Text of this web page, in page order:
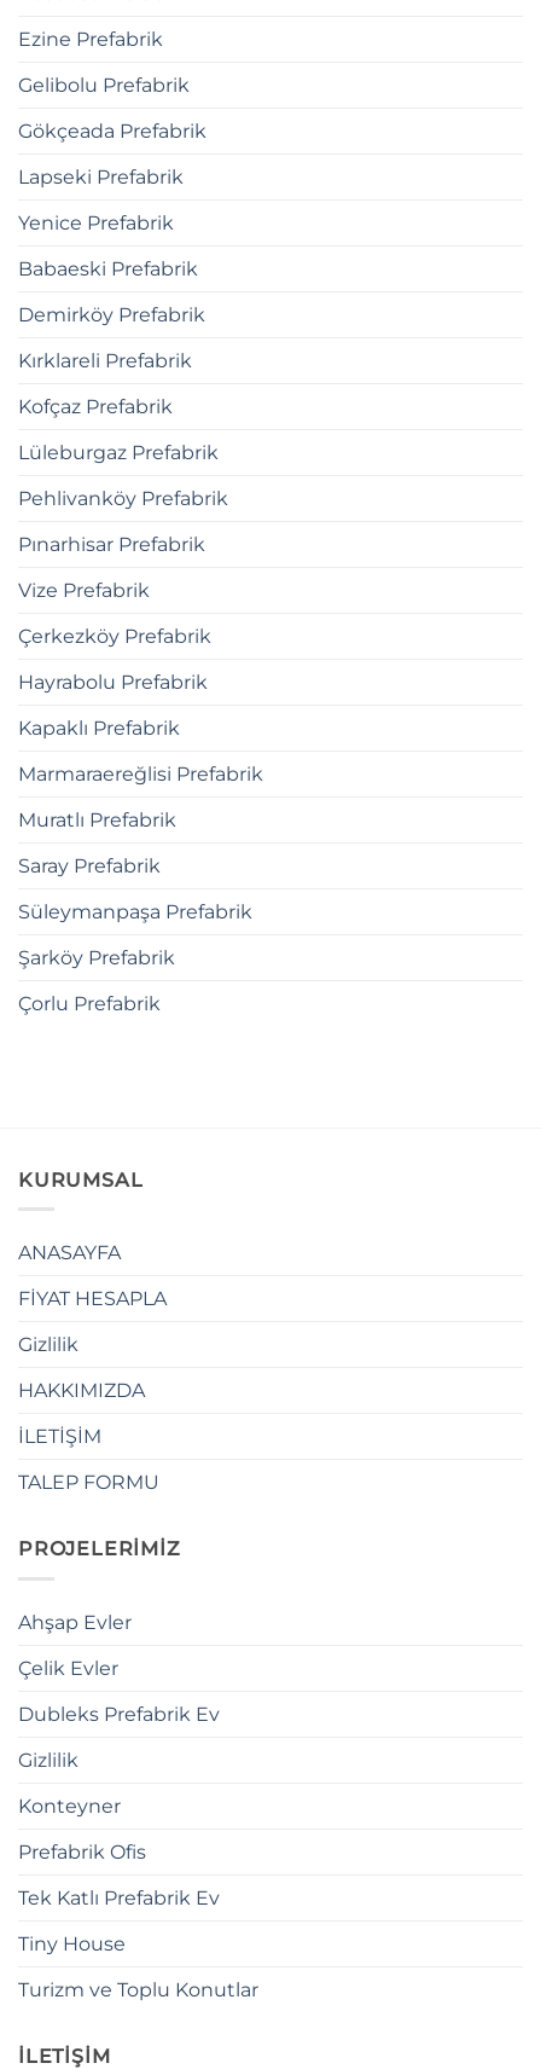
Ezine Prefabrik
Gelibolu Prefabrik
Gökçeada Prefabrik
Lapseki Prefabrik
Yenice Prefabrik
Babaeski Prefabrik
Demirköy Prefabrik
Kırklareli Prefabrik
Kofçaz Prefabrik
Lüleburgaz Prefabrik
Pehlivanköy Prefabrik
Pınarhisar Prefabrik
Vize Prefabrik
Çerkezköy Prefabrik
Hayrabolu Prefabrik
Kapaklı Prefabrik
Marmaraereğlisi Prefabrik
Muratlı Prefabrik
Saray Prefabrik
Süleymanpaşa Prefabrik
Şarköy Prefabrik
Çorlu Prefabrik
KURUMSAL
ANASAYFA
FİYAT HESAPLA
Gizlilik
HAKKIMIZDA
İLETİŞİM
TALEP FORMU
PROJELERİMİZ
Ahşap Evler
Çelik Evler
Dubleks Prefabrik Ev
Gizlilik
Konteyner
Prefabrik Ofis
Tek Katlı Prefabrik Ev
Tiny House
Turizm ve Toplu Konutlar
İLETİŞİM